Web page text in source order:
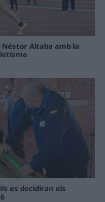
Altaba amb la
es decidiran els